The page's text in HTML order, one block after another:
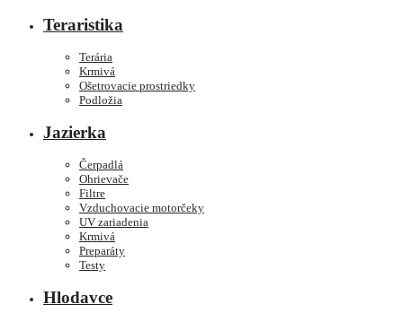
Teraristika
Terária
Krmivá
Ošetrovacie prostriedky
Podložia
Jazierka
Čerpadlá
Ohrievače
Filtre
Vzduchovacie motorčeky
UV zariadenia
Krmivá
Preparáty
Testy
Hlodavce